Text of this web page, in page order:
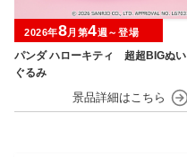
パンダ ハローキティ 超超BIGぬい
ぐるみ
2026年8月第4週～登場